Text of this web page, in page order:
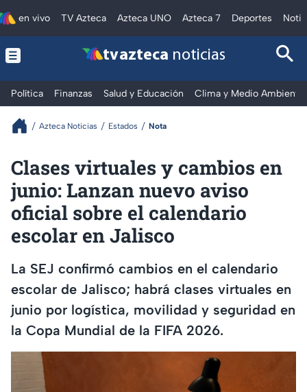
en vivo TV Azteca Azteca UNO Azteca 7 Deportes
tv azteca noticias
Política Finanzas Salud y Educación Clima y Medio Ambiente
Azteca Noticias Estados Nota
Clases virtuales y cambios en
junio: Lanzan nuevo aviso
oficial sobre el calendario
escolar en Jalisco
La SEJ confirmó cambios en el calendario
escolar de Jalisco; habrá clases virtuales en
junio por logística, movilidad y seguridad en
la Copa Mundial de la FIFA 2026.